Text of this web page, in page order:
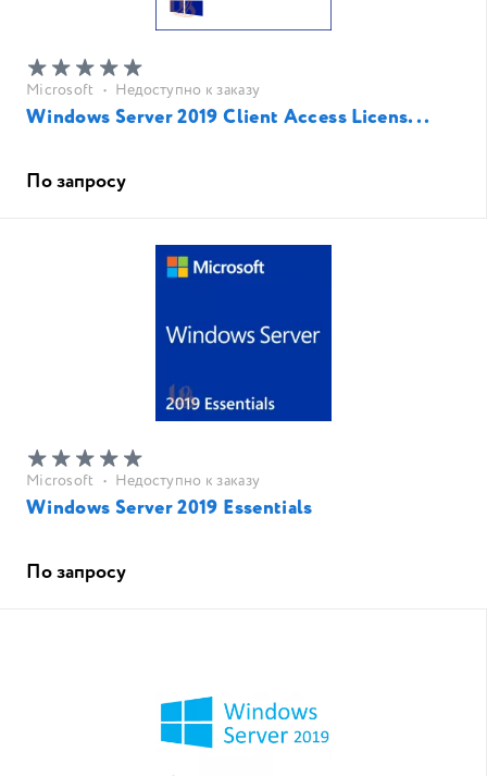
Microsoft • Недоступно к заказу
Windows Server 2019 Client Access Licens...
По запросу
Microsoft • Недоступно к заказу
Windows Server 2019 Essentials
По запросу